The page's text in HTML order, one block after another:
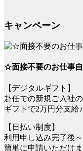
キャンペーン
☆面接不要のお仕事
【デジタルギフト】
赴任での新規ご入社
ギフトで2万円分支給♪
【日払い制度】
利用申し込み完了後
簡単に申請いただけ